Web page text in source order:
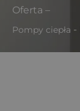
Oferta –
Pompy ciepła -